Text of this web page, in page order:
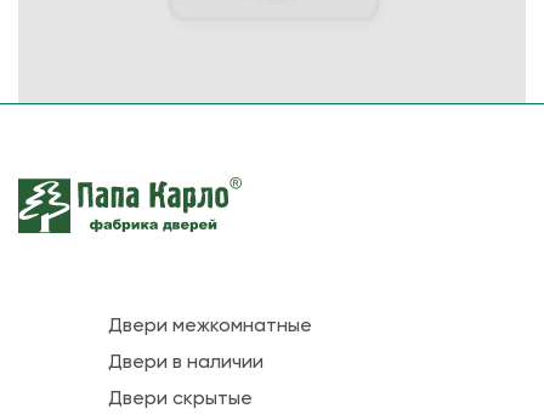
Двери межкомнатные
Двери в наличии
Двери скрытые